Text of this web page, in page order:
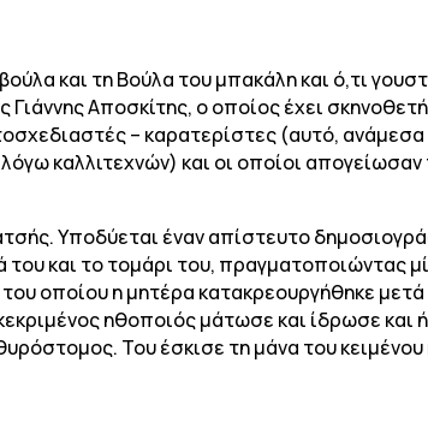
και τη Βούλα του μπακάλη και ό,τι
Αποσκίτης, ο οποίος έχει
– καρατερίστες (αυτό, ανάμεσα
καλλιτεχνών) και οι οποίοι
Υποδύεται έναν απίστευτο
και το τομάρι του, πραγματοποιώντας
οποίου η μητέρα κατακρεουργήθηκε
ηθοποιός μάτωσε και ίδρωσε και
Του έσκισε τη μάνα του κειμένου